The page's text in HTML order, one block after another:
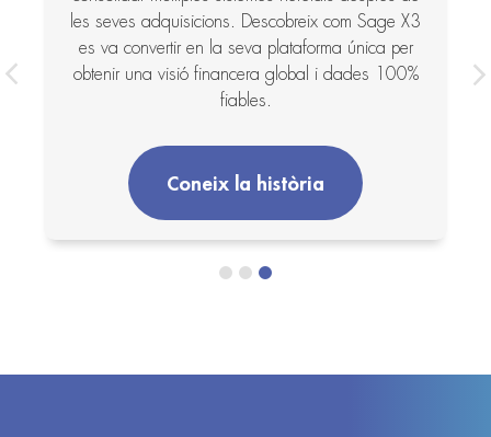
les seves adquisicions. Descobreix com Sage X3
es va convertir en la seva plataforma única per
obtenir una visió financera global i dades 100%
fiables.
Coneix la història